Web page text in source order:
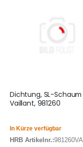
Dichtung, SL-Schaum
Vaillant, 981260
In Kürze verfügbar
HRB Artikelnr.:981260VA